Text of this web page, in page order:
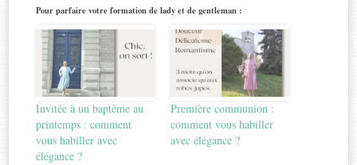
Pour parfaire votre formation de lady et de gentleman :
Invitée à un baptême au
printemps : comment
vous habiller avec
élégance ?
Première communion :
comment vous habiller
avec élégance ?